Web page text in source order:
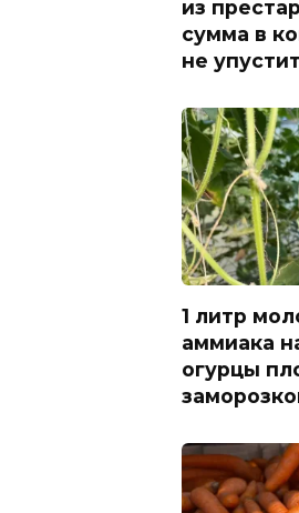
из
сумма в
не
1 литр
аммиака
огурцы